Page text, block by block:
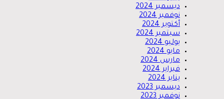
ديسمبر 2024
نوفمبر 2024
أكتوبر 2024
سبتمبر 2024
يوليو 2024
مايو 2024
مارس 2024
فبراير 2024
يناير 2024
ديسمبر 2023
نوفمبر 2023